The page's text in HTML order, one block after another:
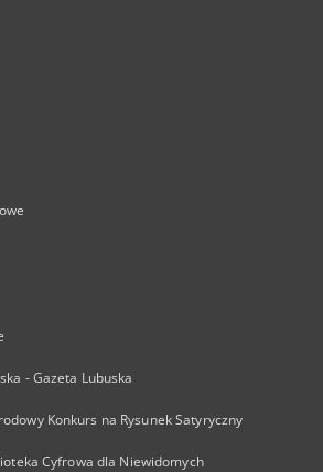
- Gazeta Lubuska
Konkurs na Rysunek Satyryczny
Cyfrowa dla Niewidomych